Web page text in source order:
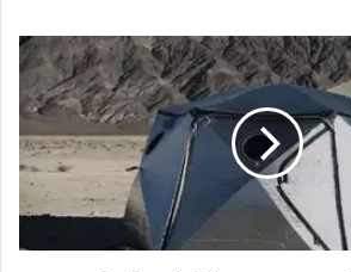
"भारतीय
सेना
को
मिलेगा
सवा
लाख
का
टेंट,
जानिए